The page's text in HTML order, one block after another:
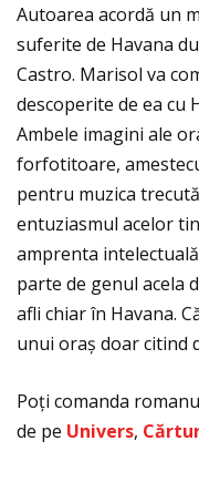
Autoarea acordă un
suferite de Havana
Castro. Marisol va
descoperite de ea cu
Ambele imagini ale
forfotitoare,
pentru muzica
entuziasmul acelor
amprenta
parte de genul acela
afli chiar în Havana.
unui oraș doar citind
Poţi comanda
de pe Univers,